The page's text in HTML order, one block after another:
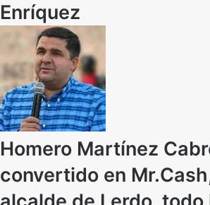
Enríquez
Homero Martínez
convertido en